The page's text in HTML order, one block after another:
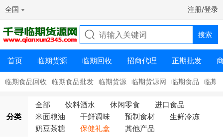
全国 注册/登录
首页 临期货源 临期回收 招商代理 正期批发
临期食品回收 临期食品批发 临期货源 临期货源网 临期食品 临期
分类
全部 饮料酒水 休闲零食
进口食品
米面粮油
干鲜调味 预制食材
生鲜冷冻
奶豆茶糖
保健礼盒 其他产品